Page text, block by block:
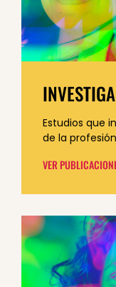
Estudios que
de la
VER